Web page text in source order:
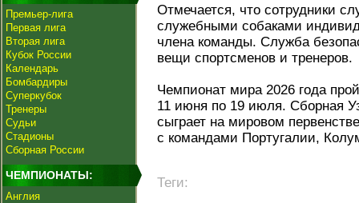
Премьер-лига
Первая лига
Вторая лига
Кубок России
Календарь
Бомбардиры
Суперкубок
Тренеры
Судьи
Стадионы
Сборная России
ЧЕМПИОНАТЫ:
Англия
Отмечается, что сотрудники
служебными собаками
члена команды. Служба
вещи спортсменов и тренеров.
Чемпионат мира 2026 года
11 июня по 19 июля. Сборная
сыграет на мировом
с командами Португалии,
Теги: